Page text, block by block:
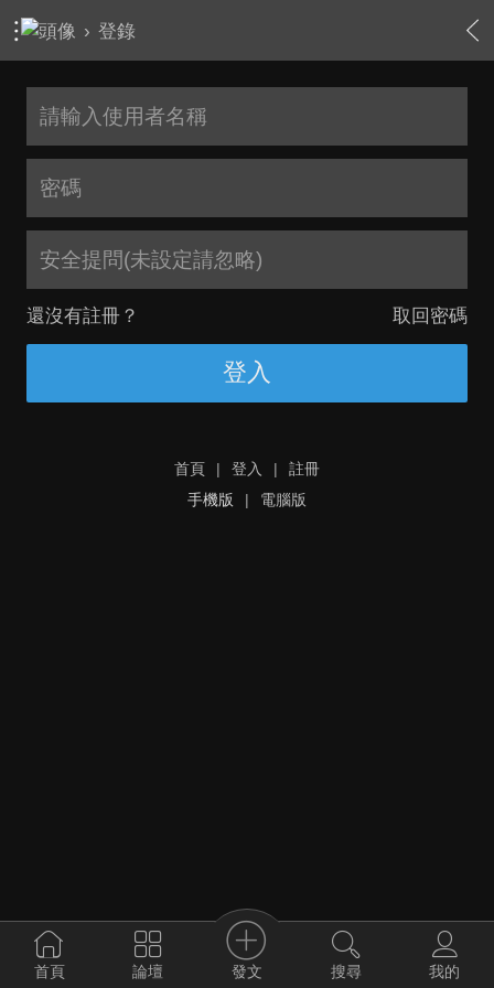
› 登錄
安全提問(未設定請忽略)
還沒有註冊？ 取回密碼
登入
首頁 | 登入 |
註冊
手機版
| 電腦版
首頁 論壇 發文 搜尋 我的